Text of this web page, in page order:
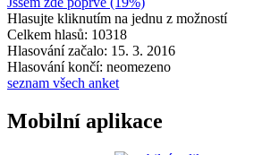
Hlasujte kliknutím na jednu z možností
Celkem hlasů: 10318
Hlasování začalo: 15. 3. 2016
Hlasování končí: neomezeno
seznam všech anket
Mobilní aplikace